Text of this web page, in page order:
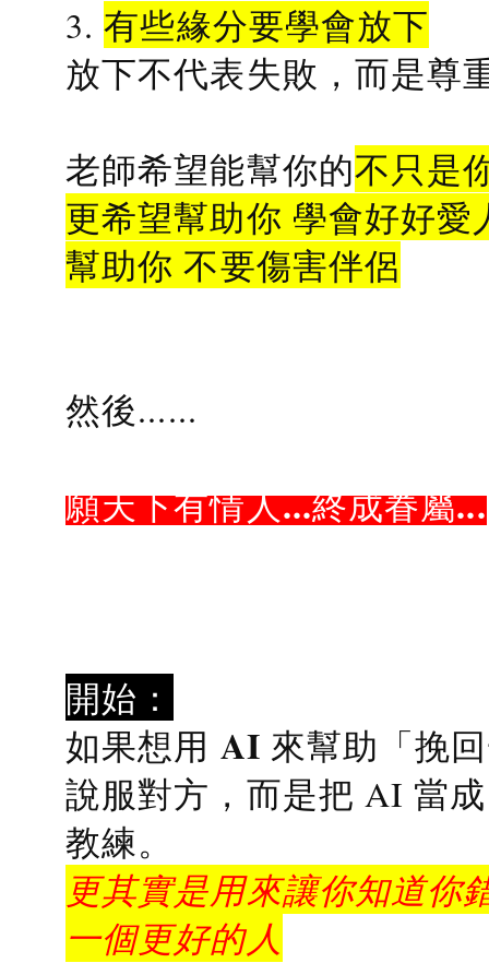
3.有些緣分要學會放下
放下不代表失敗，而是尊
老師希望能幫你的不只是
更希望幫助你 學會好好愛
幫助你 不要傷害伴侶
然後......
願天下有情人...終成眷屬...
開始：
如果想用 AI 來幫助「挽
說服對方，而是把 AI 當
教練。
更其實是用來讓你知道你
一個更好的人